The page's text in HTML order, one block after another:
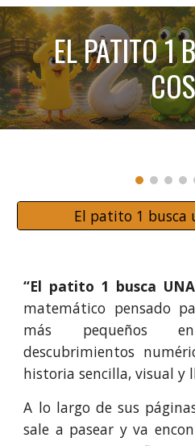
EL PATITO 1
El patito 1 busca
“El patito 1 busca
matemático pensado
más pequeños
descubrimientos
historia sencilla, visual y
A lo largo de sus
sale a pasear y va